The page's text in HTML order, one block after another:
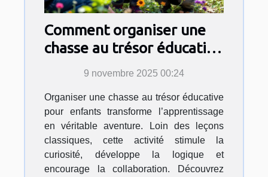
Comment organiser une
chasse au trésor éducative
pour enfants ?
9 novembre 2025 00:24
Organiser une chasse au trésor éducative
pour enfants transforme l’apprentissage
en véritable aventure. Loin des leçons
classiques, cette activité stimule la
curiosité, développe la logique et
encourage la collaboration. Découvrez